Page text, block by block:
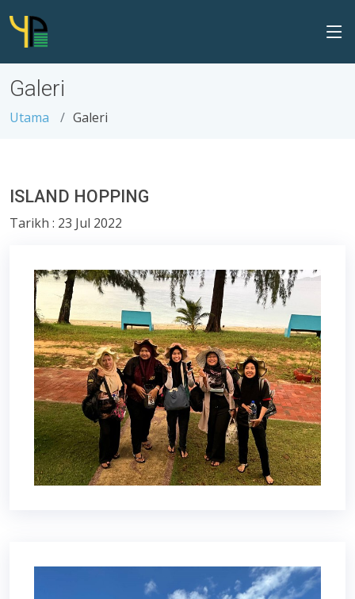
Galeri
Utama Galeri
ISLAND HOPPING
Tarikh : 23 Jul 2022